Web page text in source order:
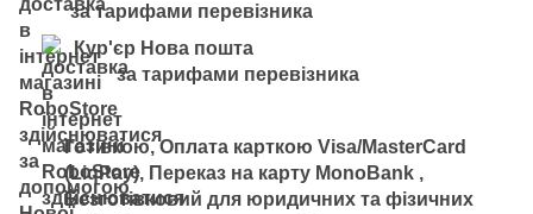
за тарифами перевізника
Кур'єр Нова пошта
за тарифами перевізника
Готівкою, Оплата карткою Visa/MasterCard
(LiqPay), Переказ на карту MonoBank ,
Безготівковий для юридичних та фізичних